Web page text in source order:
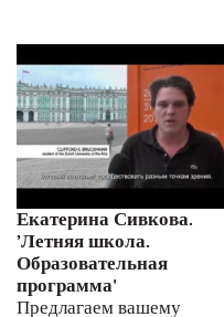
Екатерина Сивкова.
’Летняя школа.
Образовательная
программа'
Предлагаем вашему